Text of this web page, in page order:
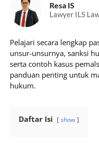
Resa IS
Lawyer ILS
Pelajari secara lengkap
unsur-unsurnya, sanksi
serta contoh kasus
panduan penting untuk
hukum.
Daftar Isi show